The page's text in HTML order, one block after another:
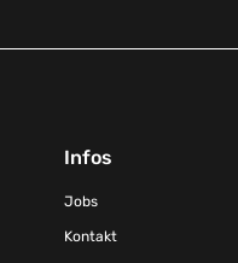
Infos
Jobs
Kontakt